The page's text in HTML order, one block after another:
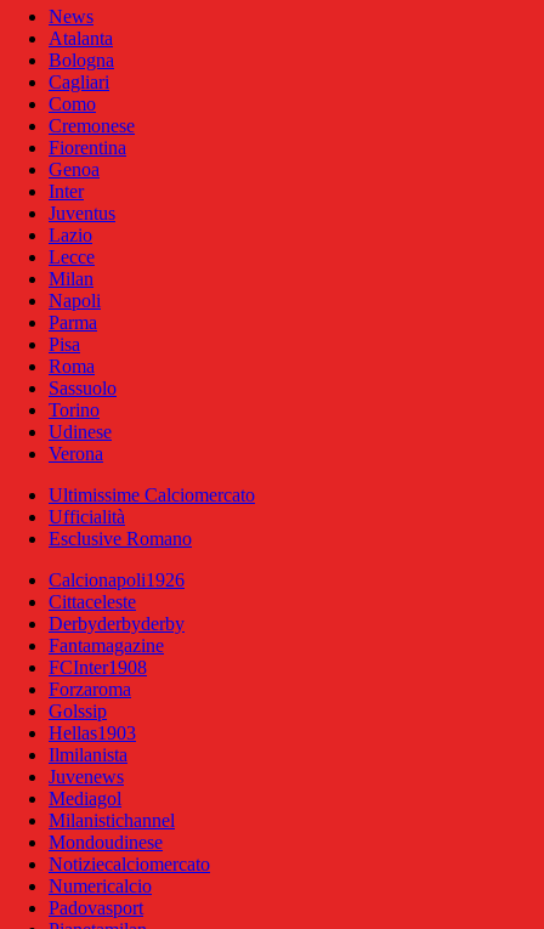
News
Atalanta
Bologna
Cagliari
Como
Cremonese
Fiorentina
Genoa
Inter
Juventus
Lazio
Lecce
Milan
Napoli
Parma
Pisa
Roma
Sassuolo
Torino
Udinese
Verona
Ultimissime Calciomercato
Ufficialità
Esclusive Romano
Calcionapoli1926
Cittaceleste
Derbyderbyderby
Fantamagazine
FCInter1908
Forzaroma
Golssip
Hellas1903
Ilmilanista
Juvenews
Mediagol
Milanistichannel
Mondoudinese
Notiziecalciomercato
Numericalcio
Padovasport